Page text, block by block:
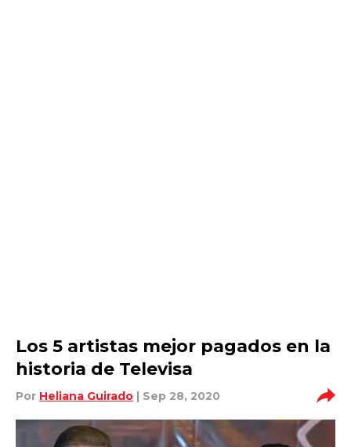
Los 5 artistas mejor pagados en la
historia de Televisa
Por Heliana Guirado | Sep 28, 2020